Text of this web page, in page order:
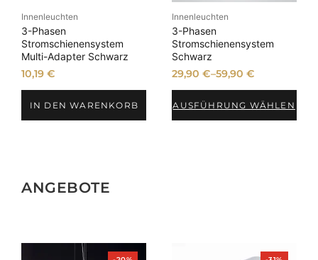
Innenleuchten
3-Phasen
Stromschienensystem
Multi-Adapter Schwarz
10,19€
IN DEN WARENKORB
Innenleuchten
3-Phasen
Stromschienensystem
Schwarz
29,90 €–59,90 €
AUSFÜHRUNG WÄHLEN
ANGEBOTE